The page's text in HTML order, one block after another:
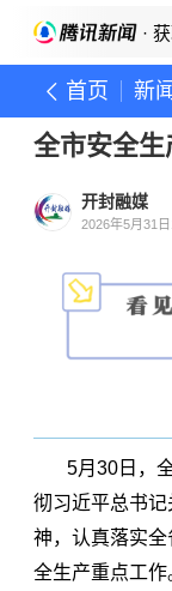
·
首页 新闻
全市安全
开封融媒
2026年5月31
5月30日，
彻习近平总书
神，认真落实
全生产重点工作